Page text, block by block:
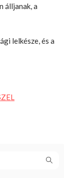
álljanak, a
lelkésze, és a